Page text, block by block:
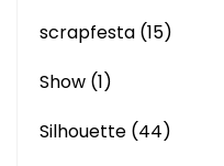
scrapfesta (15)
Show (1)
Silhouette (44)